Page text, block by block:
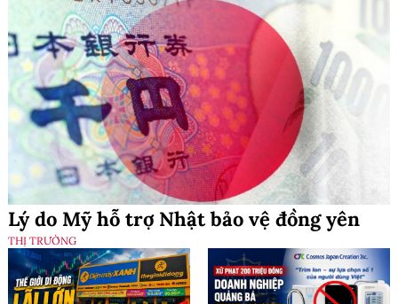
Lý do Mỹ hỗ trợ Nhật bảo vệ đồng yên
THỊ TRƯỜNG